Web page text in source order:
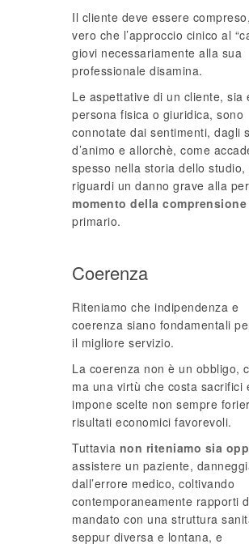
Il cliente deve essere
vero che l’approccio cinico al
giovi necessariamente alla sua
professionale disamina.
Le aspettative di un cliente, sia
persona fisica o giuridica, sono
connotate dai sentimenti, dagli
d’animo e allorchè, come
spesso nella storia dello studio,
riguardi un danno grave alla
momento della comprensione
primario.
Coerenza
Riteniamo che indipendenza e
coerenza siano fondamentali
il migliore servizio.
La coerenza non è un obbligo,
ma una virtù che costa sacrifici
impone scelte non sempre
risultati economici favorevoli.
Tuttavia non riteniamo sia
assistere un paziente,
dall’errore medico, coltivando
contemporaneamente rapporti
mandato con una struttura
seppur diversa e lontana, e